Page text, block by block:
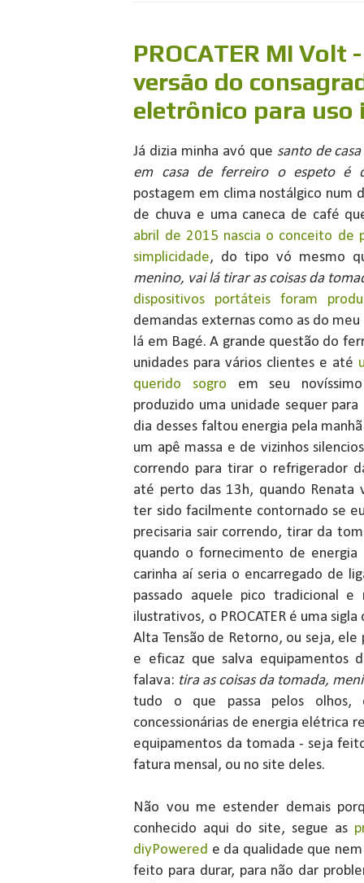
PROCATER MI Volt
versão do
eletrônico para uso
Já dizia minha avó que santo de
em casa de ferreiro o espeto é
postagem em clima nostálgico num
de chuva e uma caneca de café
abril de 2015 nascia o conceito de
simplicidade, do tipo vó mesmo
menino, vai lá tirar as coisas da
dispositivos portáteis foram
demandas externas como as do
lá em Bagé. A grande questão do
unidades para vários clientes e até
querido sogro em seu
produzido uma unidade sequer
dia desses faltou energia pela
um apê massa e de vizinhos
correndo para tirar o refrigerador
até perto das 13h, quando Renata
ter sido facilmente contornado se
precisaria sair correndo, tirar da
quando o fornecimento de
carinha aí seria o encarregado de
passado aquele pico tradicional
ilustrativos, o PROCATER é uma
Alta Tensão de Retorno, ou seja,
e eficaz que salva equipamentos
falava: tira as coisas da tomada,
tudo o que passa pelos olhos,
concessionárias de energia elétrica
equipamentos da tomada - seja
fatura mensal, ou no site deles.
Não vou me estender demais
conhecido aqui do site, segue as
diyPowered e da qualidade que
feito para durar, para não dar